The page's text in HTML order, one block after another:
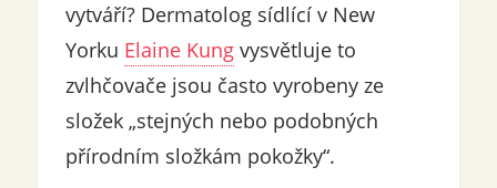
vytváří? Dermatolog sídlící v New
Yorku Elaine Kungvysvětluje to
zvlhčovače jsou často vyrobeny ze
složek „stejných nebo podobných
přírodním složkám pokožky“.